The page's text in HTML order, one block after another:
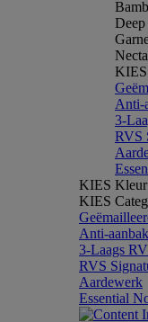
Deep
KIES
Anti-
3-
RVS
KIES Kleur
KIES
Anti-aanbak
3-Laags
RVS
Aardewerk
Essential